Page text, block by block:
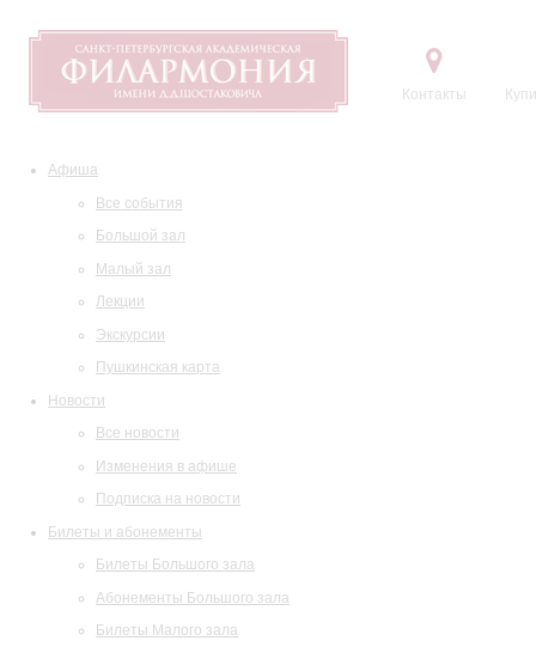
Контакты
Афиша
Все события
Большой зал
Малый зал
Лекции
Экскурсии
Пушкинская карта
Новости
Все новости
Изменения в афише
Подписка на новости
Билеты и абонементы
Билеты Большого зала
Абонементы Большого зала
Билеты Малого зала